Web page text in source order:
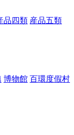
品四類 産品五類
博物館 百環度假村